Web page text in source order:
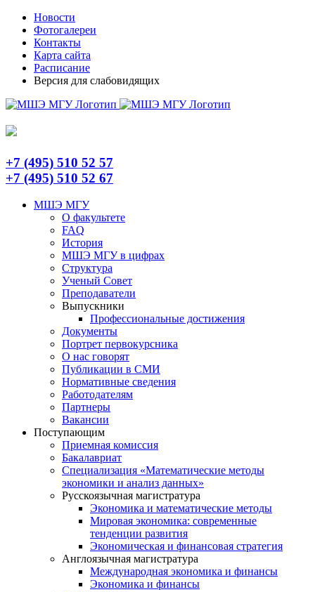
Skip
content
TelegramНовости
Фотогалереи
Контакты
Карта сайта
Расписание
Версия для слабовидящих
+7 (495) 510 52 57
+7 (495) 510 52 67
МШЭ МГУ
О факультете
FAQ
История
МШЭ МГУ в цифрах
Структура
Ученый Совет
Преподаватели
Выпускники
Профессиональные достижения
Документы
Портрет первокурсника
О нас говорят
Публикации в СМИ
Нормативные сведения
Работодателям
Партнеры
Вакансии
Поступающим
Приемная комиссия
Бакалавриат
Специализация «Математические методы
экономики и анализ данных»
Русскоязычная магистратура
Экономика и математические методы
Мировая экономика: современные
тенденции развития
Экономическая и финансовая стратегия
Англоязычная магистратура
Международная экономика и финансы
Экономика и финансы